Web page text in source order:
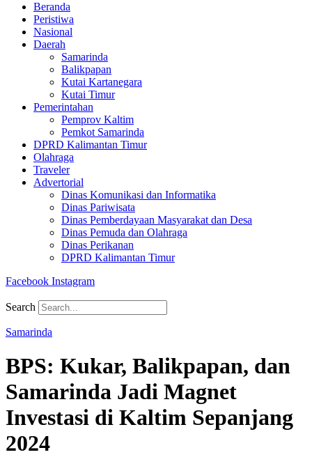
Beranda
Peristiwa
Nasional
Daerah
Samarinda
Balikpapan
Kutai Kartanegara
Kutai Timur
Pemerintahan
Pemprov Kaltim
Pemkot Samarinda
DPRD Kalimantan Timur
Olahraga
Traveler
Advertorial
Dinas Komunikasi dan Informatika
Dinas Pariwisata
Dinas Pemberdayaan Masyarakat dan Desa
Dinas Pemuda dan Olahraga
Dinas Perikanan
DPRD Kalimantan Timur
Facebook Instagram
Search
Samarinda
BPS: Kukar, Balikpapan, dan
Samarinda Jadi Magnet
Investasi di Kaltim Sepanjang
2024